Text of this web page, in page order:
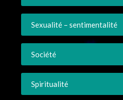
Sexualité – sentimentalité
Société
Spiritualité